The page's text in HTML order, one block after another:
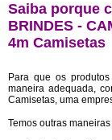
Saiba porque
BRINDES -
4m Camisetas
Para que os
maneira adequada,
Camisetas, uma
Temos outras